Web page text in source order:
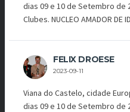
dias 09 e 10 de Setembro de
Clubes. NUCLEO AMADOR DE
FELIX DROESE
2023-09-11
Viana do Castelo, cidade
dias 09 e 10 de Setembro de